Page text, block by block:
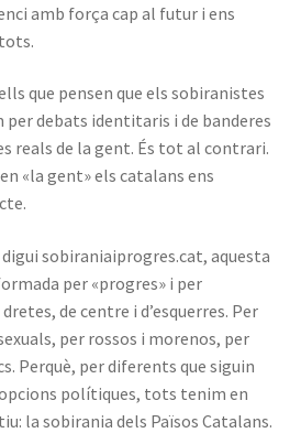
amb força cap al futur i ens
que pensen que els sobiranistes
per debats identitaris i de banderes
reals de la gent. És tot al contrari.
«la gent» els catalans ens
digui sobiraniaiprogres.cat, aquesta
per «progres» i per
de centre i d’esquerres. Per
per rossos i morenos, per
Perquè, per diferents que siguin
polítiques, tots tenim en
la sobirania dels Països Catalans.